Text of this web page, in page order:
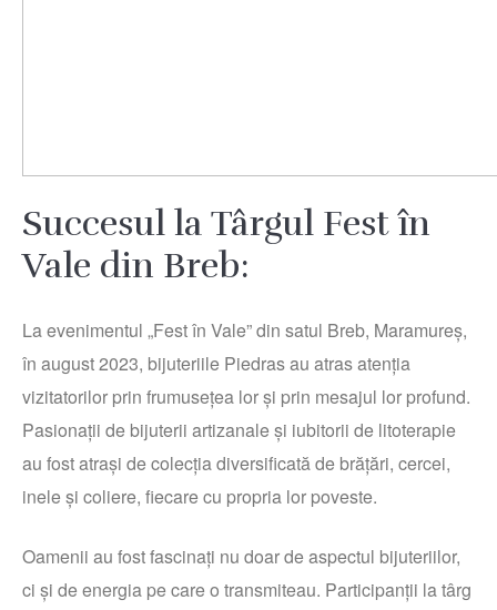
Succesul la Târgul Fest în
Vale din Breb:
La evenimentul „Fest în Vale” din satul Breb, Maramureș,
în august 2023, bijuteriile Piedras au atras atenția
vizitatorilor prin frumusețea lor și prin mesajul lor profund.
Pasionații de bijuterii artizanale și iubitorii de litoterapie
au fost atrași de colecția diversificată de brățări, cercei,
inele și coliere, fiecare cu propria lor poveste.
Oamenii au fost fascinați nu doar de aspectul bijuteriilor,
ci și de energia pe care o transmiteau. Participanții la târg